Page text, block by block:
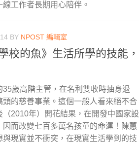
工作者長期用心陪伴。
BY NPOST 編輯室
校的魚》生活所學的技能，
歲高階主管，在名利雙收時抽身退
的慈善事業。這個一般人看來絕不合
2010年）開花結果，在開發中國家設
而改變七百多萬名孩童的命運！陳蕙
現實並不衝突，在現實生活學到的技